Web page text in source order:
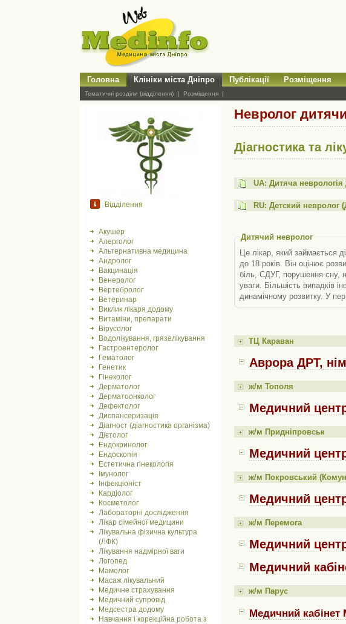
Головна Клініки міста Дніпро Публікації Розміщення
Тематичні розділи (відділення) Розміщення
Відділення
Акушер
Алерголог
Альтернативна медицина
Андролог
Вакцинація
Венеролог
Вертебролог
Ветеринар
Виклик лікаря додому
Витаміни, препарати
Вірусолог
Водолікування, грязелікування
Гастроентеролог
Гематолог
Генетик
Гінеколог
Дерматолог
Дерматоонколог
Дефектолог
Диспансеризація
Діагност (діагностика організма)
Дієтолог
Ендокринолог
Ендоскопія
Естетична гінекологія
Імунолог
Інфекціоніст
Кардіолог
Косметолог
Лабораторні дослідження
Лікар сімейної медицини
Лікувальна фізична культура
(ЛФК)
Лікування надмірної ваги
Логопед
Мамолог
Масаж лікувальний
Медичне страхування
Медичний супровід
Медсестра додому
Навчання і корекційна робота з
Невролог
Діагностика та
UA: Дитяча неврологія
RU: Детский невролог
Дитячий невролог
Це лікар, який займається
до 18 років. Він оцінює
біль, СДУГ, порушення сну,
уваги. Більшість випадків
динамічному розвитку. У
ТЦ Караван
Аврора ДРТ,
ж/м Тополя
Медичний
ж/м Придніпровськ
Медичний
ж/м Покровський
Медичний
ж/м Перемога
Медичний
Медичний
ж/м Парус
Медичний